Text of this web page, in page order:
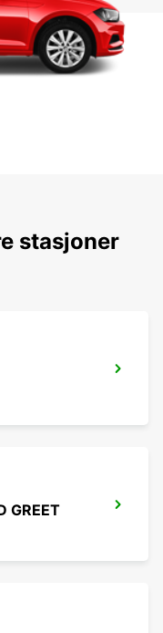
stasjoner
GREET